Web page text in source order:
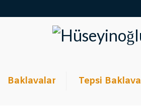
Baklavalar Tepsi Baklava